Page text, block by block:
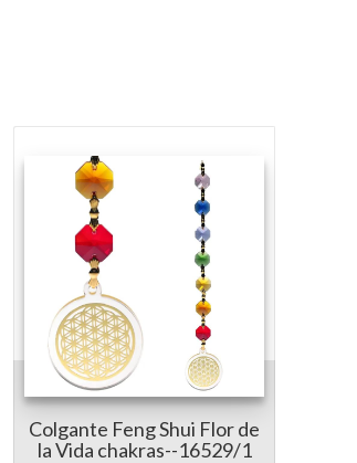
Colgante Feng Shui Flor de
la Vida chakras--16529/1